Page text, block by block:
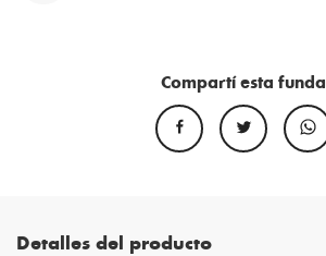
Compartí esta funda
Detalles del producto